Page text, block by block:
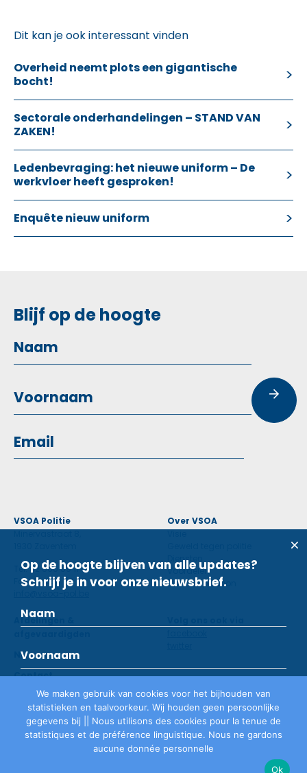
Dit kan je ook interessant vinden
Overheid neemt plots een gigantische
bocht!
Sectorale onderhandelingen – STAND VAN
ZAKEN!
Ledenbevraging: het nieuwe uniform – De
werkvloer heeft gesproken!
Enquête nieuw uniform
We maken gebruik van cookies voor het bijhouden van
statistieken en taalvoorkeur. Wij houden geen persoonlijke
gegevens bij || Nous utilisons des cookies pour la tenue de
statistiques et de préférence linguistique. Nous ne gardons
aucune donnée personnelle
Ok
Blijf op de hoogte
VSOA Politie
Tel: 02 660 59 11
Fax: 02 660 50 97
Over VSOA
Diensten
Voordelen
Contactpersoon
Afdelingen &
Nieuws
Contact
Lid worden
Op de hoogte blijven van alle updates?
Schrijf je in voor onze nieuwsbrief.